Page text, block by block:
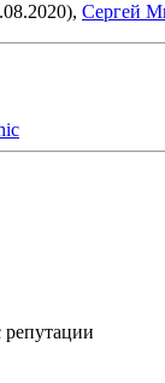
Сергей
репутации